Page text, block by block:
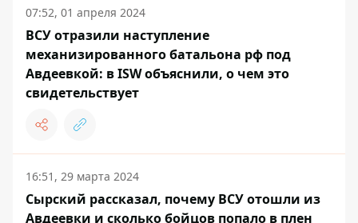
07:52, 01 апреля 2024
ВСУ отразили наступление
механизированного батальона рф под
Авдеевкой: в ISW объяснили, о чем это
свидетельствует
16:51, 29 марта 2024
Сырский рассказал, почему ВСУ отошли из
Авдеевки и сколько бойцов попало в плен